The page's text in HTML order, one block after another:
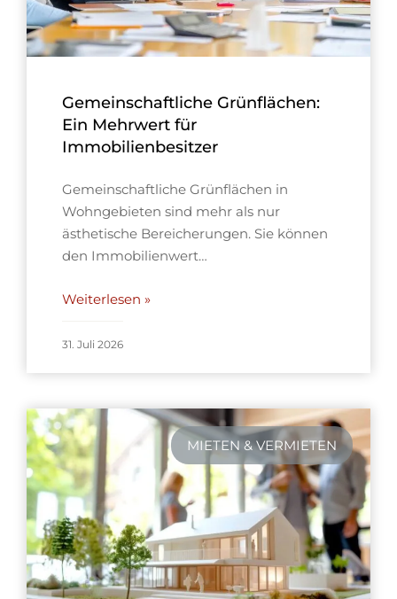
Gemeinschaftliche Grünflächen:
Ein Mehrwert für
Immobilienbesitzer
Gemeinschaftliche Grünflächen in
Wohngebieten sind mehr als nur
ästhetische Bereicherungen. Sie können
den Immobilienwert…
Weiterlesen »
31. Juli 2026
MIETEN & VERMIETEN